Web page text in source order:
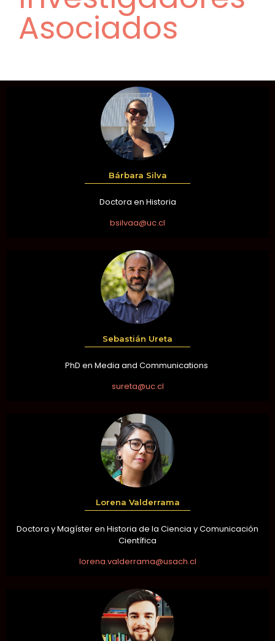
Asociados
Bárbara Silva
Doctora en Historia
bsilvaa@uc.cl
Sebastián Ureta
PhD en Media and Communications
sureta@uc.cl
Lorena Valderrama
Doctora y Magíster en Historia de la Ciencia y Comunicación
Científica
lorena.valderrama@usach.cl